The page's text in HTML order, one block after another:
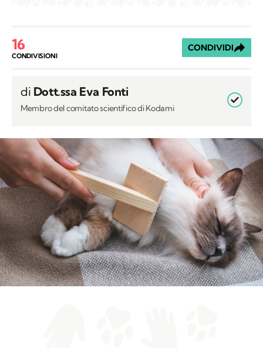
di
Membro del comitato scientifico di Kodami